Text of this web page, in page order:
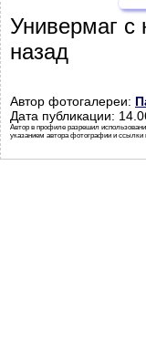
Универмаг с
назад
Автор фотогалереи:
Дата публикации:
Автор в профиле разрешил
указанием автора фотографии и ссылки